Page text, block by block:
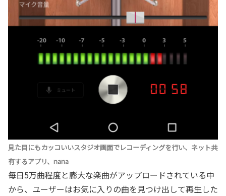
見た目にもカッコいいスタジオ画面でレコーディングを行い、ネット共
有するアプリ、nana
毎日5万曲程度と膨大な楽曲がアップロードされている中
から、ユーザーはお気に入りの曲を見つけ出して再生した